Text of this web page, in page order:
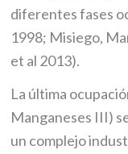
diferentes fases
1998; Misiego,
et al 2013).
La última
Manganeses III)
un complejo